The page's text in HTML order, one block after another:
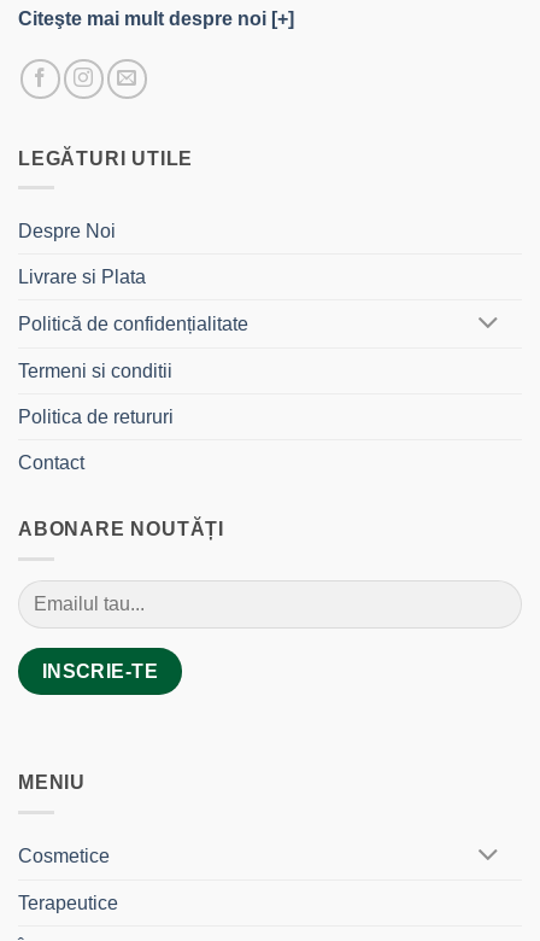
Citeşte mai mult despre noi [+]
LEGĂTURI UTILE
Despre Noi
Livrare si Plata
Politică de confidențialitate
Termeni si conditii
Politica de retururi
Contact
ABONARE NOUTĂȚI
MENIU
Cosmetice
Terapeutice